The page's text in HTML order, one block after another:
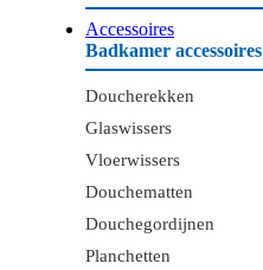
Accessoires
Badkamer accessoires
Doucherekken
Glaswissers
Vloerwissers
Douchematten
Douchegordijnen
Planchetten